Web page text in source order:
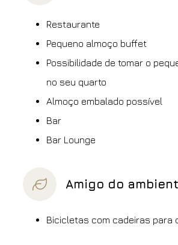
Restaurante
Pequeno almoço buffet
Possibilidade de tomar o
no seu quarto
Almoço embalado possível
Bar
Bar Lounge
Amigo do
Bicicletas com cadeiras para